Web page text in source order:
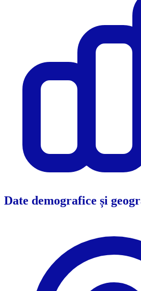
Date demografice și